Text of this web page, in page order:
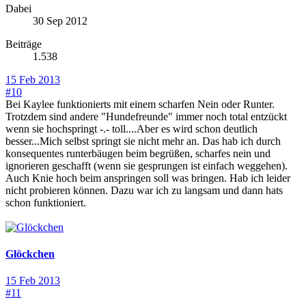
Dabei
30 Sep 2012
Beiträge
1.538
15 Feb 2013
#10
Bei Kaylee funktionierts mit einem scharfen Nein oder Runter.
Trotzdem sind andere "Hundefreunde" immer noch total entzückt
wenn sie hochspringt -.- toll....Aber es wird schon deutlich
besser...Mich selbst springt sie nicht mehr an. Das hab ich durch
konsequentes runterbäugen beim begrüßen, scharfes nein und
ignorieren geschafft (wenn sie gesprungen ist einfach weggehen).
Auch Knie hoch beim anspringen soll was bringen. Hab ich leider
nicht probieren können. Dazu war ich zu langsam und dann hats
schon funktioniert.
Glöckchen
15 Feb 2013
#11